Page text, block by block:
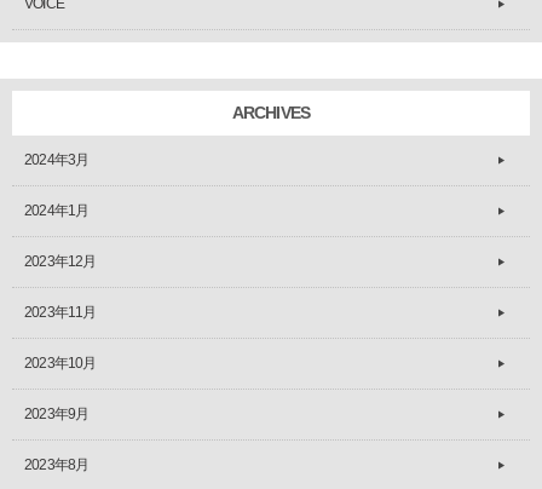
VOICE
ARCHIVES
2024年3月
2024年1月
2023年12月
2023年11月
2023年10月
2023年9月
2023年8月